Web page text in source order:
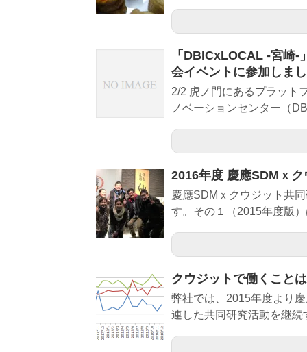
「DBICxLOCAL -宮崎-
会イベントに参加しま
2/2 虎ノ門にあるプラット
ノベーションセンター（
2016年度 慶應SDMｘ
慶應SDMｘクウジット共
す。その１（2015年度版
クウジットで働くこと
弊社では、2015年度より
連した共同研究活動を継